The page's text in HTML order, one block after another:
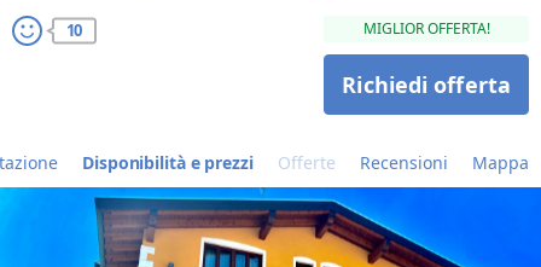
10 MIGLIOR OFFERTA!
Richiedi offerta
Disponibilità e prezzi Offerte Recensioni Mappa